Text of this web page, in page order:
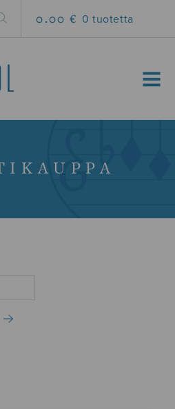
0.00 € 0 tuotetta
MENU